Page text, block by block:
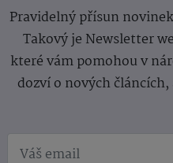
Pravidelný přísun
Takový je Newsletter
které vám pomohou v
dozví o nových